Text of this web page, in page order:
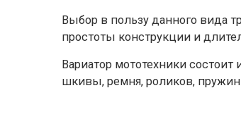
Выбор в пользу данного вида
простоты конструкции и
Вариатор мототехники
шкивы, ремня, роликов,